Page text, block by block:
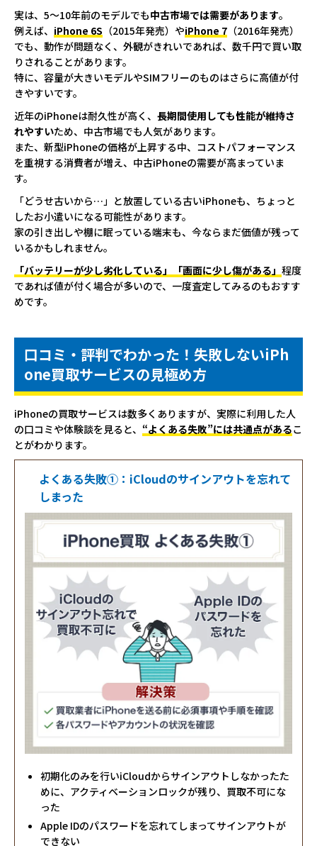
実は、5～10年前のモデルでも中古市場では需要があります。
例えば、 iPhone 6S （2015年発売）やiPhone 7 （2016年発売）
でも、動作が問題なく、外観がきれいであれば、数千円で買い取
りされることがあります。
特に、容量が大きいモデルやSIMフリーのものはさらに高値が付
きやすいです。
近年のiPhoneは耐久性が高く、 長期間使用しても性能が維持さ
れやすいため、中古市場でも人気があります。
また、新型iPhoneの価格が上昇する中、コストパフォーマンス
を重視する消費者が増え、中古iPhoneの需要が高まっていま
す。
「どうせ古いから…」と放置している古いiPhoneも、ちょっと
したお小遣いになる可能性があります。
家の引き出しや棚に眠っている端末も、今ならまだ価値が残って
いるかもしれません。
「バッテリーが少し劣化している」「画面に少し傷がある」 程度
であれば値が付く場合が多いので、一度査定してみるのもおすす
めです。
口コミ・評判でわかった！失敗しないiPh
one買取サービスの見極め方
iPhoneの買取サービスは数多くありますが、実際に利用した人
の口コミや体験談を見ると、 “よくある失敗”には共通点があるこ
とがわかります。
よくある失敗①：iCloudのサインアウトを忘れて
しまった
初期化のみを行いiCloudからサインアウトしなかったた
めに、アクティベーションロックが残り、買取不可にな
った
Apple IDのパスワードを忘れてしまってサインアウトが
できない